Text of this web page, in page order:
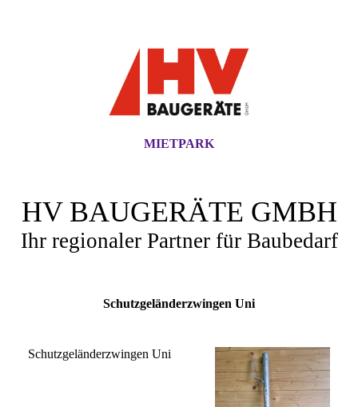
MIETPARK
HV BAUGERÄTE GMBH
Ihr regionaler Partner für Baubedarf
Schutzgeländerzwingen Uni
Schutzgeländerzwingen Uni